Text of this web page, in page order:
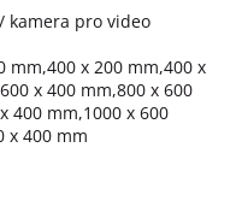
kamera pro video
mm,400 x 200 mm,400 x
x 400 mm,800 x 600
400 mm,1000 x 600
x 400 mm